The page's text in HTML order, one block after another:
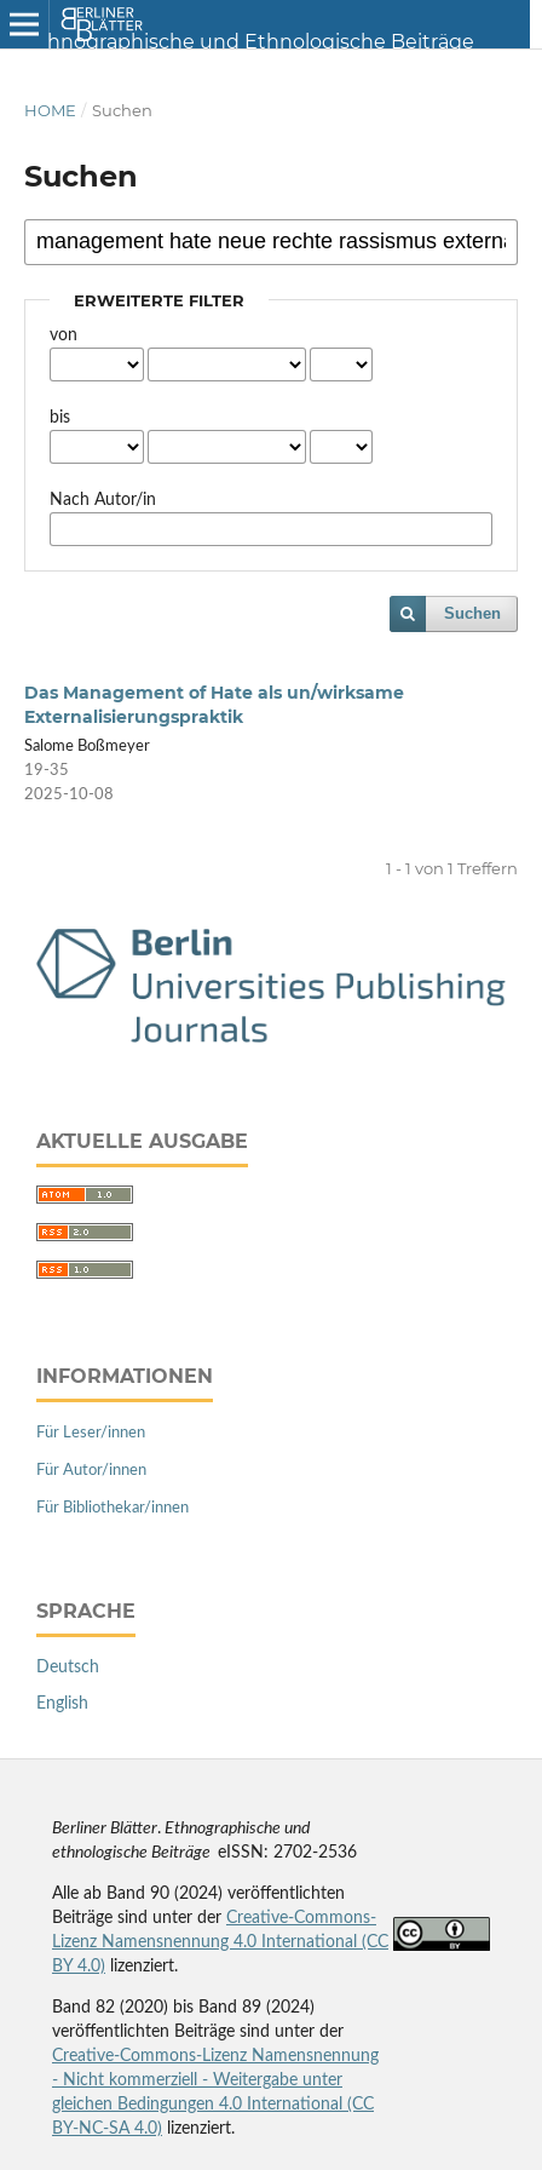
HOME / Suchen
Suchen
ERWEITERTE FILTER
von
bis
Nach Autor/in
Suchen
Das Management of Hate als un/wirksame
Externalisierungspraktik
Salome Boßmeyer
19-35
2025-10-08
1 - 1 von 1 Treffern
AKTUELLE AUSGABE
INFORMATIONEN
Für Leser/innen
Für Autor/innen
Für Bibliothekar/innen
SPRACHE
Deutsch
English
Berliner Blätter.Ethnographische und
ethnologische Beiträge eISSN: 2702-2536
Alle ab Band 90 (2024) veröffentlichten
Beiträge sind unter der Creative-Commons-
Lizenz Namensnennung 4.0 International (CC
BY 4.0) lizenziert.
Band 82 (2020) bis Band 89 (2024)
veröffentlichten Beiträge sind unter der
Creative-Commons-Lizenz Namensnennung
- Nicht kommerziell - Weitergabe unter
gleichen Bedingungen 4.0 International (CC
BY-NC-SA 4.0) lizenziert.